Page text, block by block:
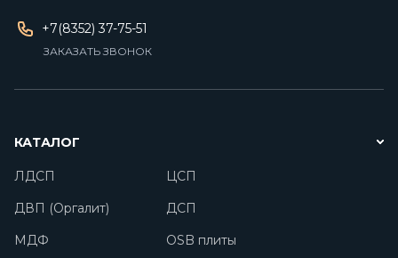
+7(8352) 37-75-51
ЗАКАЗАТЬ ЗВОНОК
КАТАЛОГ
ЛДСП
ЦСП
ДВП (Оргалит)
ДСП
МДФ
OSB плиты